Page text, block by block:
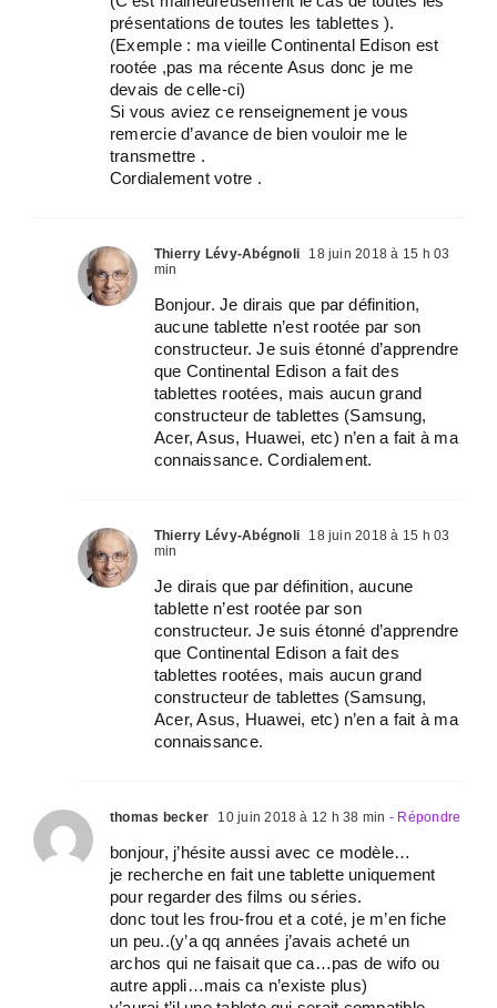
présentations de toutes les tablettes ).
(Exemple : ma vieille Continental Edison est
rootée ,pas ma récente Asus donc je me
devais de celle-ci)
Si vous aviez ce renseignement je vous
remercie d’avance de bien vouloir me le
transmettre .
Cordialement votre .
Thierry Lévy-Abégnoli
18 juin 2018 à 15 h 03
min
Bonjour. Je dirais que par définition,
aucune tablette n’est rootée par son
constructeur. Je suis étonné d’apprendre
que Continental Edison a fait des
tablettes rootées, mais aucun grand
constructeur de tablettes (Samsung,
Acer, Asus, Huawei, etc) n’en a fait à ma
connaissance. Cordialement.
Thierry Lévy-Abégnoli
18 juin 2018 à 15 h 03
min
Je dirais que par définition, aucune
tablette n’est rootée par son
constructeur. Je suis étonné d’apprendre
que Continental Edison a fait des
tablettes rootées, mais aucun grand
constructeur de tablettes (Samsung,
Acer, Asus, Huawei, etc) n’en a fait à ma
connaissance.
thomas becker 10 juin 2018 à 12 h 38 min - Répondre
bonjour, j’hésite aussi avec ce modèle…
je recherche en fait une tablette uniquement
pour regarder des films ou séries.
donc tout les frou-frou et a coté, je m’en fiche
un peu..(y’a qq années j’avais acheté un
archos qui ne faisait que ca…pas de wifo ou
autre appli…mais ca n’existe plus)